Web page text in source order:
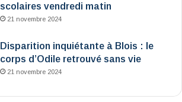
scolaires vendredi matin
21 novembre 2024
Disparition inquiétante à Blois : le
corps d’Odile retrouvé sans vie
21 novembre 2024